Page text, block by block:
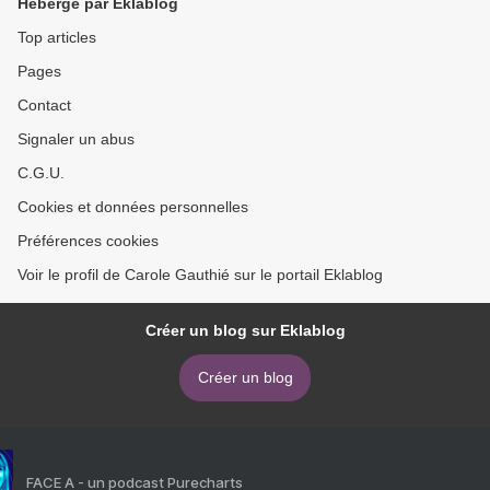
Top articles
Pages
Contact
Signaler un abus
C.G.U.
Cookies et données personnelles
Préférences cookies
Voir le profil de Carole Gauthié sur le portail Eklablog
Créer un blog sur Eklablog
Créer un blog
FACE A - un podcast Purecharts